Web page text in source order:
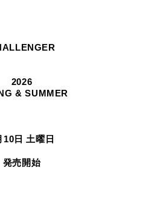
2026
& SUMMER
10日 土曜日
発売開始